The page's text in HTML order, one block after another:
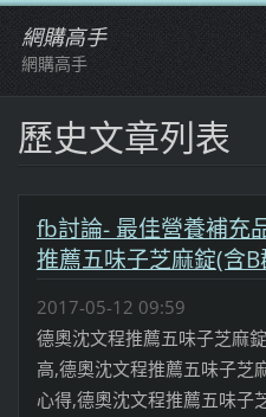
網購高手
網購高手
歷史文章列表
fb討論- 最佳營養補充
推薦五味子芝麻錠(含
2017-05-12 09:59
德奧沈文程推薦五味子芝麻
高,德奧沈文程推薦五味子芝
心得,德奧沈文程推薦五味子